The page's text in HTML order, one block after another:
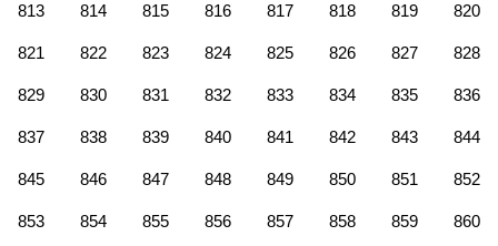
813 814 815 816 817 818 819 820
821 822 823 824 825 826 827 828
829 830 831 832 833 834 835 836
837 838 839 840 841 842 843 844
845 846 847 848 849 850 851 852
853 854 855 856 857 858 859 860